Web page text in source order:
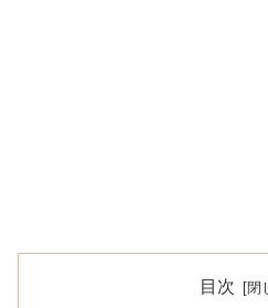
目次